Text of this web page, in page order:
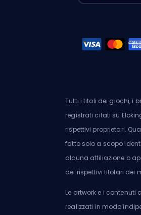
Tutti i titoli dei giochi, i
registrati citati su
rispettivi proprietari.
fatto solo a scopo
alcuna affiliazione o
dei rispettivi titolari dei
Le artwork e i contenuti
realizzati in modo